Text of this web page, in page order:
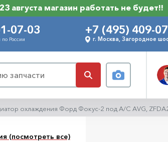
августа магазин работать не будет!!
07-03
России
+7 (495) 409-
г. Москва, Загородное
охлаждения Форд Фокус-2 под A/C AVG,
(посмотреть все)